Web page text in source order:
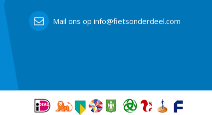
Mail ons op info@fietsonderdeel.com